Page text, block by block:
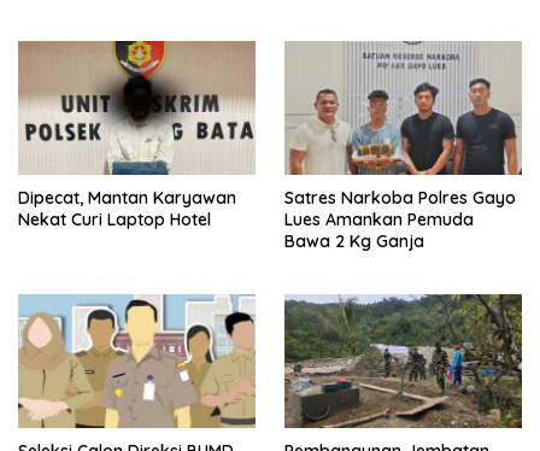
Dipecat, Mantan Karyawan
Nekat Curi Laptop Hotel
Satres Narkoba Polres Gayo
Lues Amankan Pemuda
Bawa 2 Kg Ganja